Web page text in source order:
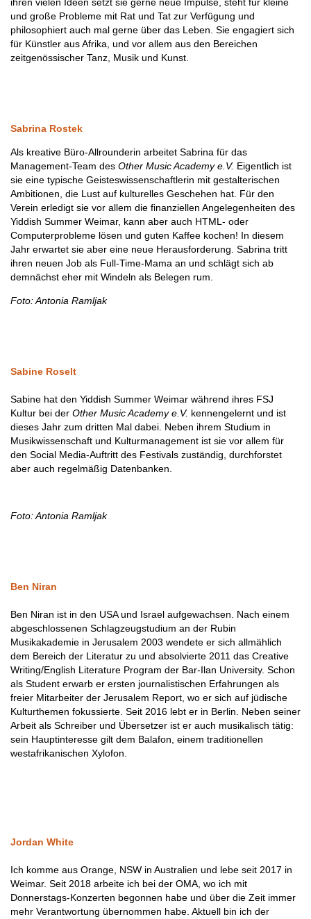
und große Probleme mit Rat und Tat zur Verfügung und
philosophiert auch mal gerne über das Leben. Sie engagiert sich
für Künstler aus Afrika, und vor allem aus den Bereichen
zeitgenössischer Tanz, Musik und Kunst.
Sabrina Rostek
Als kreative Büro-Allrounderin arbeitet Sabrina für das
Management-Team des Other Music Academy e.V. Eigentlich ist
sie eine typische Geisteswissenschaftlerin mit gestalterischen
Ambitionen, die Lust auf kulturelles Geschehen hat. Für den
Verein erledigt sie vor allem die finanziellen Angelegenheiten des
Yiddish Summer Weimar, kann aber auch HTML- oder
Computerprobleme lösen und guten Kaffee kochen! In diesem
Jahr erwartet sie aber eine neue Herausforderung. Sabrina tritt
ihren neuen Job als Full-Time-Mama an und schlägt sich ab
demnächst eher mit Windeln als Belegen rum.
Foto: Antonia Ramljak
Sabine Roselt
Sabine hat den Yiddish Summer Weimar während ihres FSJ
Kultur bei der Other Music Academy e.V. kennengelernt und ist
dieses Jahr zum dritten Mal dabei. Neben ihrem Studium in
Musikwissenschaft und Kulturmanagement ist sie vor allem für
den Social Media-Auftritt des Festivals zuständig, durchforstet
aber auch regelmäßig Datenbanken.
Foto: Antonia Ramljak
Ben Niran
Ben Niran ist in den USA und Israel aufgewachsen. Nach einem
abgeschlossenen Schlagzeugstudium an der Rubin
Musikakademie in Jerusalem 2003 wendete er sich allmählich
dem Bereich der Literatur zu und absolvierte 2011 das Creative
Writing/English Literature Program der Bar-Ilan University. Schon
als Student erwarb er ersten journalistischen Erfahrungen als
freier Mitarbeiter der Jerusalem Report, wo er sich auf jüdische
Kulturthemen fokussierte. Seit 2016 lebt er in Berlin. Neben seiner
Arbeit als Schreiber und Übersetzer ist er auch musikalisch tätig:
sein Hauptinteresse gilt dem Balafon, einem traditionellen
westafrikanischen Xylofon.
Jordan White
Ich komme aus Orange, NSW in Australien und lebe seit 2017 in
Weimar. Seit 2018 arbeite ich bei der OMA, wo ich mit
Donnerstags-Konzerten begonnen habe und über die Zeit immer
mehr Verantwortung übernommen habe. Aktuell bin ich der